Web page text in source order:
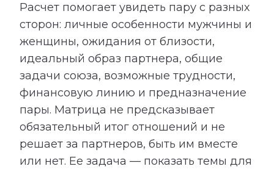
Расчет помогает увидеть пару с разных
сторон: личные особенности мужчины и
женщины, ожидания от близости,
идеальный образ партнера, общие
задачи союза, возможные трудности,
финансовую линию и предназначение
пары. Матрица не предсказывает
обязательный итог отношений и не
решает за партнеров, быть им вместе
или нет. Ее задача — показать темы для